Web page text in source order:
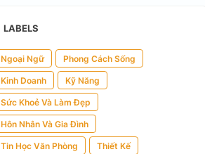
LABELS
Ngoại Ngữ Phong Cách Sống
Kinh Doanh Kỹ Năng
Sức Khoẻ Và Làm Đẹp
Hôn Nhân Và Gia Đình
Tin Học Văn Phòng Thiết Kế